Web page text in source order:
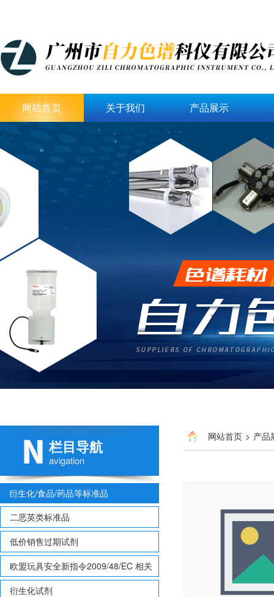
网站首页 关于我们 产品展示
栏目导航
avigation
衍生化/食品/药品等标准品
二恶英类标准品
低价销售过期试剂
欧盟玩具安全新指令2009/48/EC 相关
致敏性香味剂标准品
衍生化试剂
网站首页 > 产品